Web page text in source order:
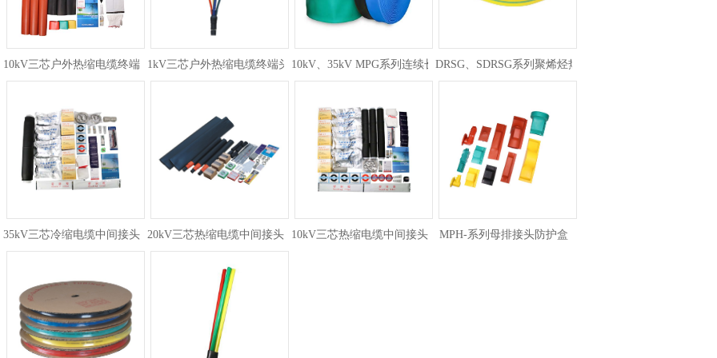
10kV三芯户外热缩电缆终端头1kV三芯户外热缩电缆终端头 10kV、35kV MPG系列连续长度母排保护热缩套管
DRSG、SDRSG系列聚烯烃热缩套管
35kV三芯冷缩电缆中间接头 20kV三芯热缩电缆中间接头 10kV三芯热缩电缆中间接头 MPH-系列母排接头防护盒